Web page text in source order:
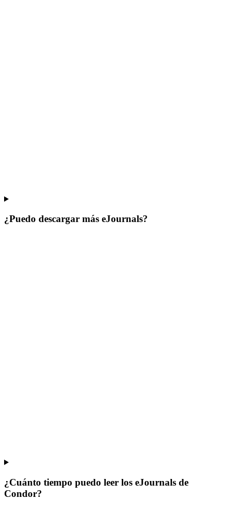
¿Puedo descargar más eJournals?
¿Cuánto tiempo puedo leer los eJournals de
Condor?